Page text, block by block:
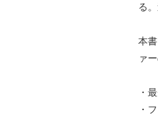
る
本
ァ
・
・